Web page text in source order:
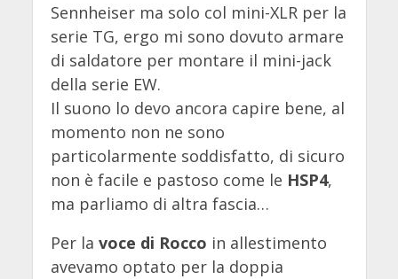
Sennheiser ma solo col mini-XLR per la
serie TG, ergo mi sono dovuto armare
di saldatore per montare il mini-jack
della serie EW.
Il suono lo devo ancora capire bene, al
momento non ne sono
particolarmente soddisfatto, di sicuro
non è facile e pastoso come le HSP4,
ma parliamo di altra fascia…
Per la voce di Rocco in allestimento
avevamo optato per la doppia